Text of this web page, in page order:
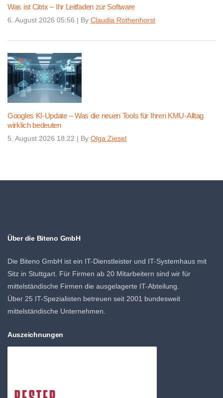
Was ist Citrix – Ihr Leitfaden zur Software
6. August 2026 05:56 | By Claudia Rothenhorst
Googles KI-Update – Was die neuen Tools für Ihren KMU-Alltag
wirklich bedeuten
5. August 2026 18:22 | By Olga Ziesel
Über die Biteno GmbH
Die Biteno GmbH ist ein IT-Dienstleister und IT-Systemhaus mit
Sitz in Stuttgart. Für Firmen ab 20 Mitarbeitern sind wir für
mittelständische Firmen die ausgelagerte IT-Abteilung.
Über 25 IT-Spezialisten betreuen seit 2001 bundesweit
mittelständische Unternehmen.
Auszeichnungen